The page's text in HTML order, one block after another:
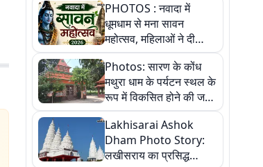
PHOTOS : नवादा में
धूमधाम से मना सावन
महोत्सव, महिलाओं ने दी
सांस्कृतिक प्रस्तुतियां
Photos: सारण के कोंध
मथुरा धाम के पर्यटन स्थल के
रूप में विकसित होने की जगी
आस, 9 तस्वीरों में देखें पूरी
कहानी
Lakhisarai Ashok
Dham Photo Story:
लखीसराय का प्रसिद्ध